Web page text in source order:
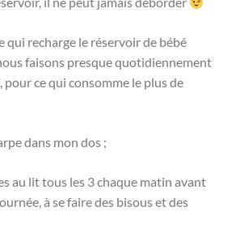
qui recharge le réservoir de bébé
faisons presque quotidiennement
ce qui consomme le plus de
dans mon dos ;
au lit tous les 3 chaque matin avant
à se faire des bisous et des